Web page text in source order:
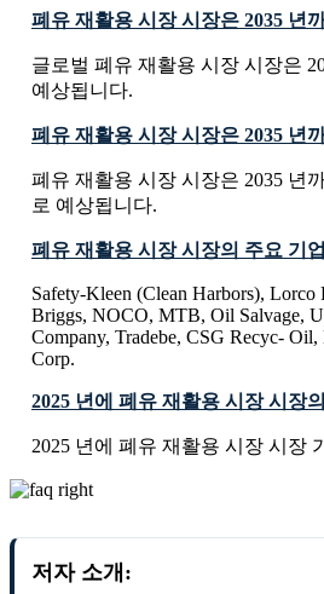
폐유 재활용 시장 시장은 2035 년
글로벌 폐유 재활용 시장 시장은
예상됩니다.
폐유 재활용 시장 시장은 2035 년
폐유 재활용 시장 시장은 2035 년
로 예상됩니다.
폐유 재활용 시장 시장의 주요 기
Safety-Kleen (Clean Harbors), Lorco
Briggs, NOCO, MTB, Oil Salvage,
Company, Tradebe, CSG Recyc-
Corp.
2025 년에 폐유 재활용 시장 시장
2025 년에 폐유 재활용 시장 시장
저자 소개: